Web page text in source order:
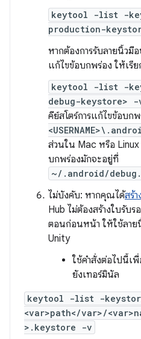
keytool -list -
production-
หากต้องการรับลายนิ้วมื
แก้ไขข้อบกพร่อง ให้เรี
keytool -list -
debug-keystore> -
คีย์สโตร์การแก้ไขข้อบก
ส่วนใน Mac หรือ Linux
บกพร่องมักจะอยู่ที่
~/.android/
ไม่บังคับ: หากคุณได้สร้
Hub ไม่ต้องสร้างใบรับร
ตอนก่อนหน้า ให้ใช้ลาย
Unity
ใช้คำสั่งต่อไปนี้เ
ยังเทอร์มินัล
keytool -list -
<var>path</var>/
>.keystore -v